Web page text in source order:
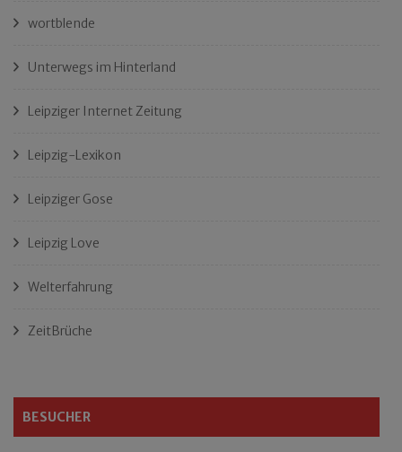
wortblende
Unterwegs im Hinterland
Leipziger Internet Zeitung
Leipzig-Lexikon
Leipziger Gose
Leipzig Love
Welterfahrung
ZeitBrüche
BESUCHER